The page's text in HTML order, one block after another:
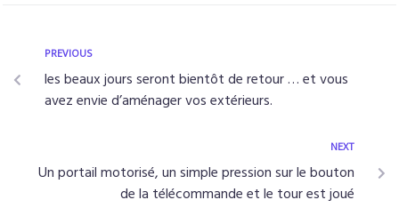
PREVIOUS
les beaux jours seront bientôt de retour … et vous
avez envie d’aménager vos extérieurs.
NEXT
Un portail motorisé, un simple pression sur le bouton
de la télécommande et le tour est joué